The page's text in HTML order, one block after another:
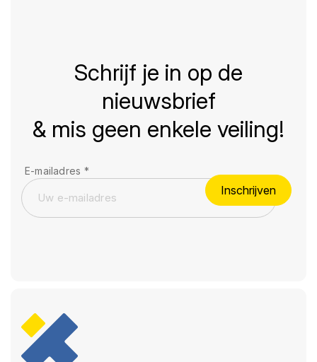
Schrijf je in op de
nieuwsbrief
& mis geen enkele veiling!
E-mailadres *
Inschrijven